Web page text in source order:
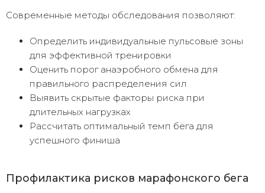
Современные методы обследования позволяют:
Определить индивидуальные пульсовые зоны
для эффективной тренировки
Оценить порог анаэробного обмена для
правильного распределения сил
Выявить скрытые факторы риска при
длительных нагрузках
Рассчитать оптимальный темп бега для
успешного финиша
Профилактика рисков марафонского бега